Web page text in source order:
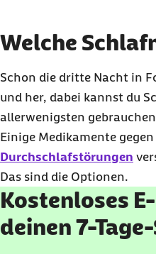
Welche
Schon die dritte Nacht in
und her, dabei kannst du
allerwenigsten
Einige Medikamente gegen
Durchschlafstörungen
Das sind die Optionen.
Kostenloses
deinen 7-